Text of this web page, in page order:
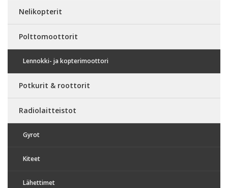
Nelikopterit
Polttomoottorit
Lennokki- ja kopterimoottori
Potkurit & roottorit
Radiolaitteistot
Gyrot
Kiteet
Lähettimet